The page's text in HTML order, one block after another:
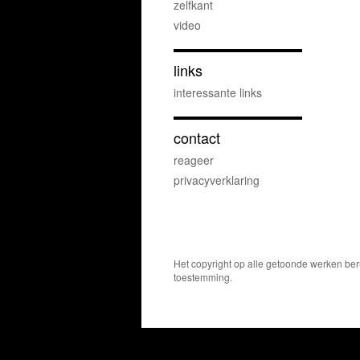
zelfkant
video
links
interessante links
contact
reageer
privacyverklaring
Het copyright op alle getoonde werken
toestemming.